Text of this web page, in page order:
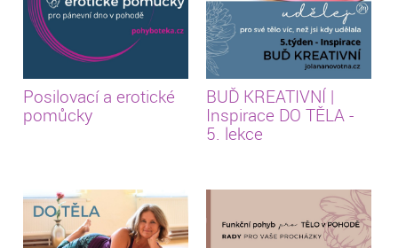
Posilovací a erotické
pomůcky
BUĎ KREATIVNÍ |
Inspirace DO TĚLA -
5. lekce